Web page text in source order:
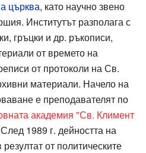
църква, като научно звено
Институтът разполага с
гръцки и др. ръкописи,
от времето на
от протоколи на Св.
материали. Начело на
е преподавателят по
академия "Св. Климент
1989 г. дейността на
от политическите